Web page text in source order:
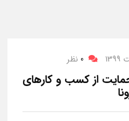
0 نظر
از کسب و کارهای